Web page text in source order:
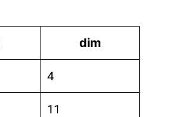
dim
4
11